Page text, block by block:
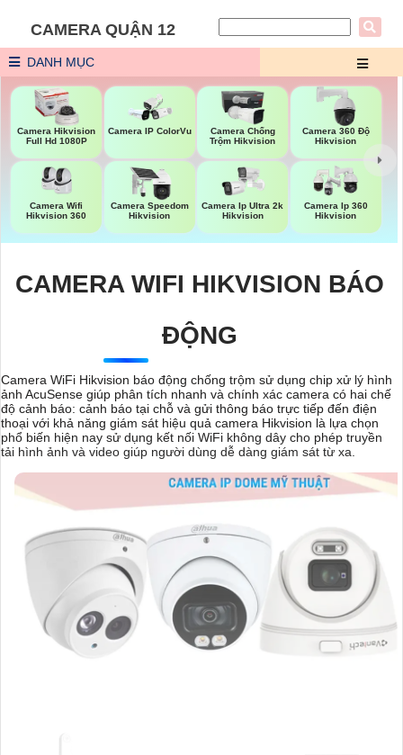
CAMERA QUẬN 12
DANH MỤC
Camera Hikvision
Full Hd 1080P
Camera IP ColorVu
Camera Chống
Trộm Hikvision
Camera 360 Độ
Hikvision
Camera Wifi
Hikvision 360
Camera Speedom
Hikvision
Camera Ip Ultra 2k
Hikvision
Camera Ip 360
Hikvision
CAMERA WIFI HIKVISION BÁO
ĐỘNG
Camera WiFi Hikvision báo động chống trộm sử dụng chip xử lý hình
ảnh AcuSense giúp phân tích nhanh và chính xác camera có hai chế
độ cảnh báo: cảnh báo tại chỗ và gửi thông báo trực tiếp đến điện
thoại với khả năng giám sát hiệu quả camera Hikvision là lựa chọn
phổ biến hiện nay sử dụng kết nối WiFi không dây cho phép truyền
tải hình ảnh và video giúp người dùng dễ dàng giám sát từ xa.